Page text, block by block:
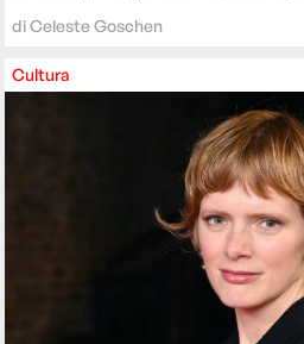
diCeleste Goschen
Cultura